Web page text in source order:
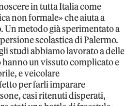
in tutta Italia come
non formale» che aiuta a
Un metodo già sperimentato a
scolastica di Palermo.
studi abbiamo lavorato a delle
hanno un vissuto complicato e
e veicolare
per farli imparare
casi ritenuti disperati,